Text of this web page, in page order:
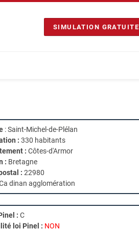
SIMULATION GRATUITE
: Saint-Michel-de-Plélan
: 330 habitants
: Côtes-d'Armor
: Bretagne
: 22980
dinan agglomération
: C
loi Pinel : NON